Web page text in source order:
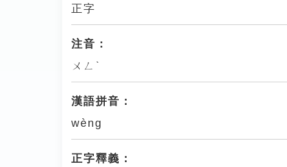
正字
注音：
ㄨㄥˋ
漢語拼音：
wèng
正字釋義：